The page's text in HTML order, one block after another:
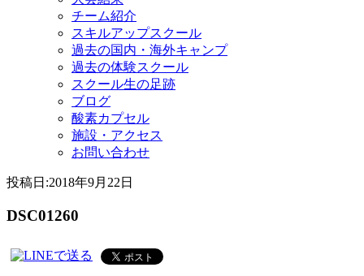
チーム紹介
スキルアップスクール
過去の国内・海外キャンプ
過去の体験スクール
スクール生の足跡
ブログ
酸素カプセル
施設・アクセス
お問い合わせ
投稿日:2018年9月22日
DSC01260